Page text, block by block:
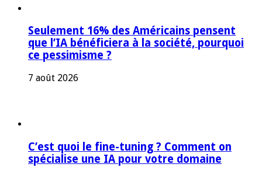
Seulement 16% des Américains pensent
que l’IA bénéficiera à la société, pourquoi
ce pessimisme ?
7 août 2026
C’est quoi le fine-tuning ? Comment on
spécialise une IA pour votre domaine